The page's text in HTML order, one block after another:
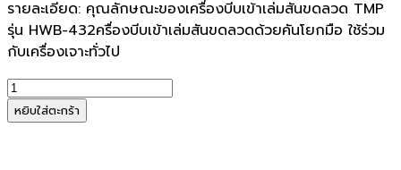
was:
฿6,900.00.
is:
฿6,500.00.
รายละเอียด: คุณลักษณะของเครื่องบีบเข้าเล่มสันขดลวด TMP
รุ่น HWB-432ครื่องบีบเข้าเล่มสันขดลวดด้วยคันโยกมือ ใช้ร่วม
กับเครื่องเจาะทั่วไป
จำนวน
เครื่อง
บีบ
หยิบใส่ตะกร้า